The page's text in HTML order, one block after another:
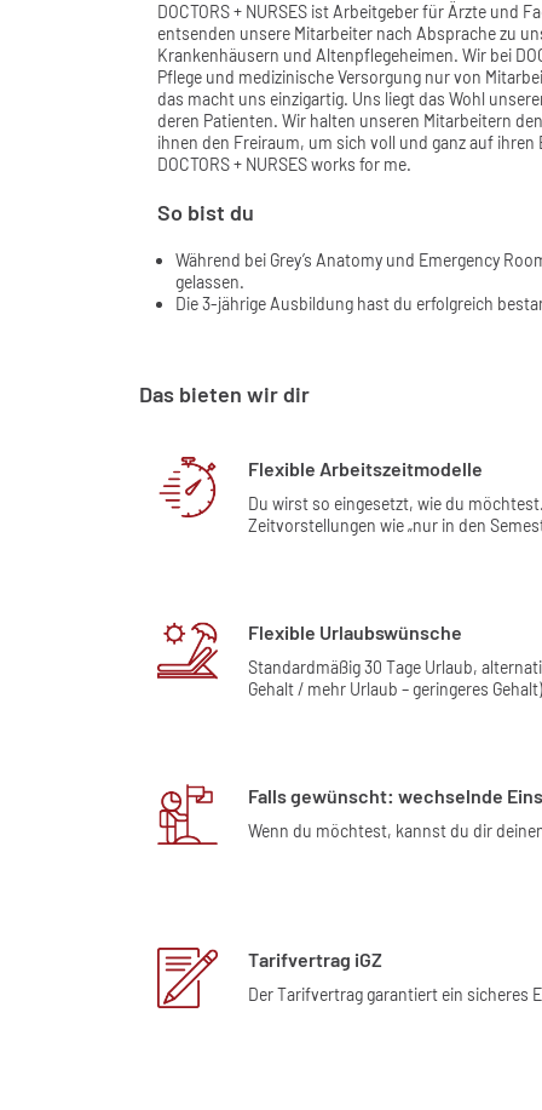
DOCTORS + NURSES ist Arbeitgeber für Ärzte und
entsenden unsere Mitarbeiter nach Absprache zu
Krankenhäusern und Altenpflegeheimen. Wir bei
Pflege und medizinische Versorgung nur von
das macht uns einzigartig. Uns liegt das Wohl
deren Patienten. Wir halten unseren Mitarbeitern
ihnen den Freiraum, um sich voll und ganz auf
DOCTORS + NURSES works for me.
So bist du
Während bei Grey’s Anatomy und Emergency
gelassen.
Die 3-jährige Ausbildung hast du erfolgreich
Das bieten wir dir
Flexible Arbeitszeitmodelle
Du wirst so eingesetzt, wie du
Zeitvorstellungen wie „nur in den
Flexible Urlaubswünsche
Standardmäßig 30 Tage Urlaub,
Gehalt / mehr Urlaub – geringeres
Falls gewünscht: wechselnde
Wenn du möchtest, kannst du dir
Tarifvertrag iGZ
Der Tarifvertrag garantiert ein sicheres